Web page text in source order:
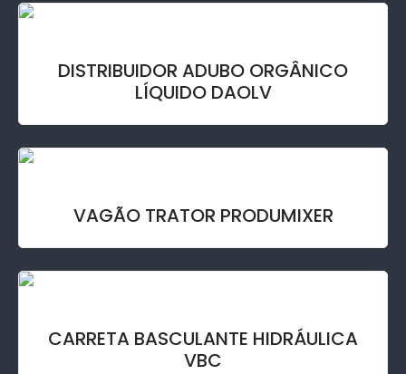
DISTRIBUIDOR ADUBO ORGÂNICO
LÍQUIDO DAOLV
VAGÃO TRATOR PRODUMIXER
CARRETA BASCULANTE HIDRÁULICA
VBC